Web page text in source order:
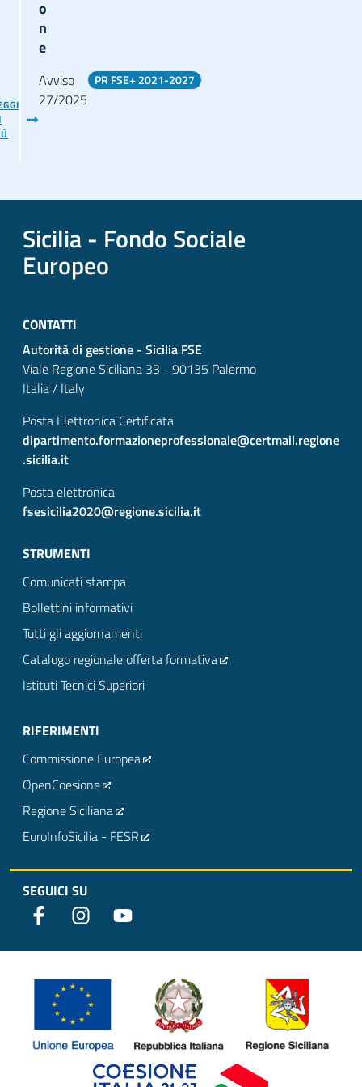
o
n
e
Avviso
27/2025
PR FSE+ 2021-2027
Sicilia - Fondo Sociale
Europeo
CONTATTI
Autorità di gestione - Sicilia FSE
Viale Regione Siciliana 33 - 90135 Palermo
Italia / Italy
Posta Elettronica Certificata
dipartimento.formazioneprofessionale@certmail.regione
.sicilia.it
Posta elettronica
fsesicilia2020@regione.sicilia.it
STRUMENTI
Comunicati stampa
Bollettini informativi
Tutti gli aggiornamenti
Catalogo regionale offerta formativa
Istituti Tecnici Superiori
RIFERIMENTI
Commissione Europea
OpenCoesione
Regione Siciliana
EuroInfoSicilia - FESR
SEGUICI SU